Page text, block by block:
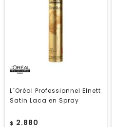
L´Oréal Professionnel Elnett
Satin Laca en Spray
$ 2.880